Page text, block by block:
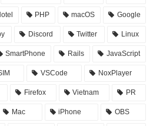
PHP macOS Google
Discord Twitter Linux
SmartPhone Rails JavaScript
VSCode NoxPlayer
Firefox Vietnam PR
Mac iPhone OBS